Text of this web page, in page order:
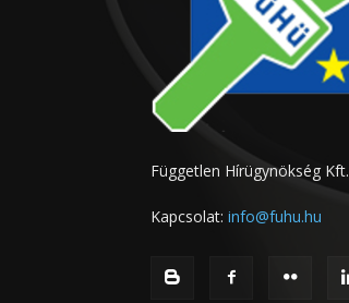
Független Hírügynökség Kft.
Kapcsolat: info@fuhu.hu